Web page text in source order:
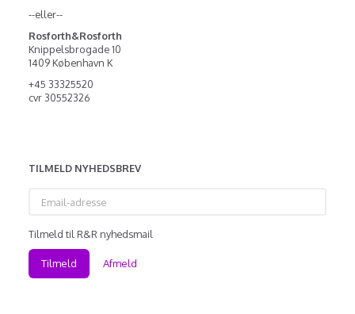
--eller--
Rosforth&Rosforth
Knippelsbrogade 10
1409 København K
+45 33325520
cvr 30552326
TILMELD NYHEDSBREV
adresse
Tilmeld til R&R nyhedsmail
Tilmeld Afmeld